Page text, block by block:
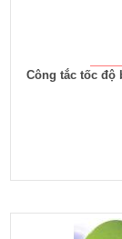
Công tắc tốc độ